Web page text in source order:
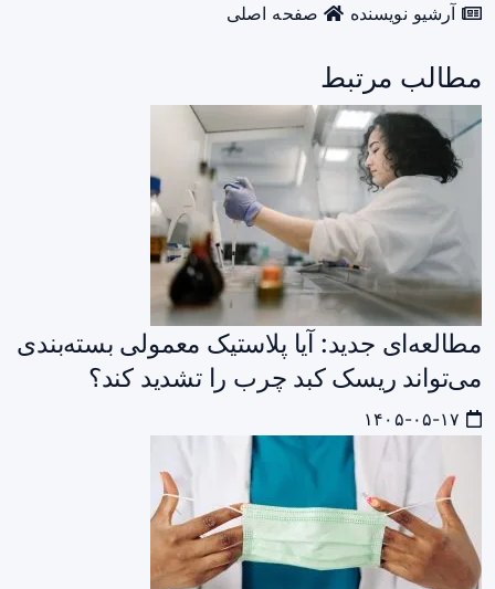
آرشیو نویسنده صفحه اصلی
مطالب مرتبط
مطالعه‌ای جدید: آیا پلاستیک معمولی بسته‌بندی
می‌تواند ریسک کبد چرب را تشدید کند؟